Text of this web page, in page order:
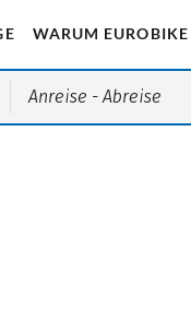
WARUM EUROBIKE
Anreise - Abreise